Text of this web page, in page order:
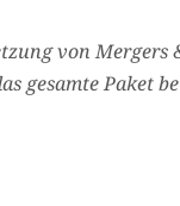
von Mergers
gesamte Paket